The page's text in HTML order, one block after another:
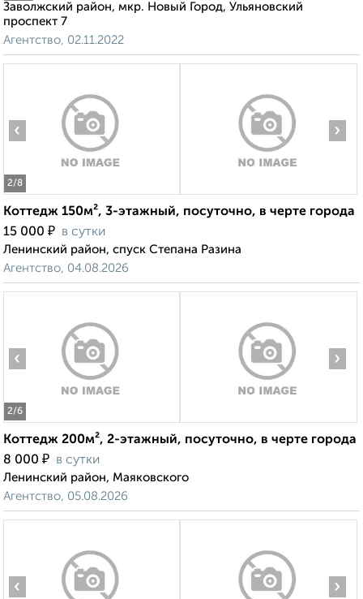
Заволжский район, мкр. Новый Город, Ульяновский
проспект 7
Агентство, 02.11.2022
2/8
‹ ›
Коттедж 150м², 3-этажный, посуточно, в черте города
15 000 ₽ в сутки
Ленинский район, спуск Степана Разина
Агентство, 04.08.2026
2/6
‹ ›
Коттедж 200м², 2-этажный, посуточно, в черте города
8 000 ₽ в сутки
Ленинский район, Маяковского
Агентство, 05.08.2026
‹ ›